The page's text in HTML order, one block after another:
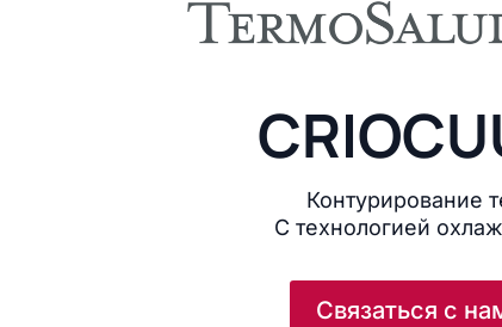
Контурирование
С технологией
Связаться с